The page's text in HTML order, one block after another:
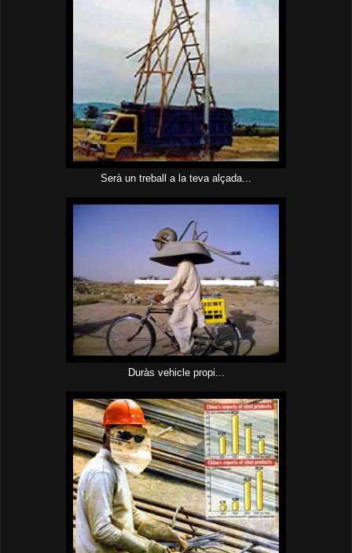
Serà un treball a la teva alçada...
Duràs vehicle propi...